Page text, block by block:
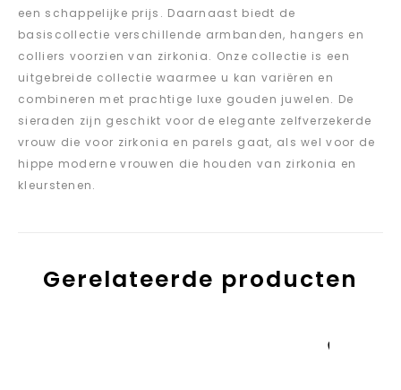
een schappelijke prijs. Daarnaast biedt de
basiscollectie verschillende armbanden, hangers en
colliers voorzien van zirkonia. Onze collectie is een
uitgebreide collectie waarmee u kan variëren en
combineren met prachtige luxe gouden juwelen. De
sieraden zijn geschikt voor de elegante zelfverzekerde
vrouw die voor zirkonia en parels gaat, als wel voor de
hippe moderne vrouwen die houden van zirkonia en
kleurstenen.
Gerelateerde producten